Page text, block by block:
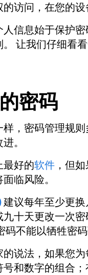
访问，在您的
信息始于保护
让我们仔细看
密码
，密码管理规
。
最好的软件 ，但
面临风险。
建议每年至少更
十天更改一次
码不能以牺牲密码
说法，如果您
号和数字的组合